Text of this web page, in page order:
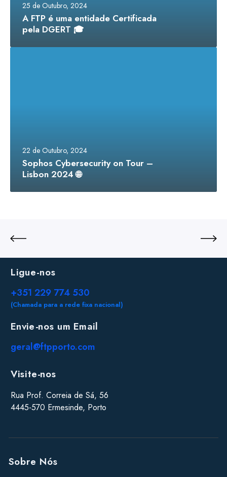
25 de Outubro, 2024
A FTP é uma entidade Certificada
pela DGERT 🎓
22 de Outubro, 2024
Sophos Cybersecurity on Tour –
Lisbon 2024 🌐
Ligue-nos
+351 229 774 530
(Chamada para a rede fixa nacional)
Envie-nos um Email
geral@ftpporto.com
Visite-nos
Rua Prof. Correia de Sá, 56
4445-570 Ermesinde, Porto
Sobre Nós